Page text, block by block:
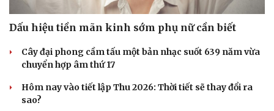
Dấu hiệu tiền mãn kinh sớm phụ nữ cần biết
Cây đại phong cầm tấu một bản nhạc suốt 639 năm vừa
chuyển hợp âm thứ 17
Hôm nay vào tiết lập Thu 2026: Thời tiết sẽ thay đổi ra
sao?